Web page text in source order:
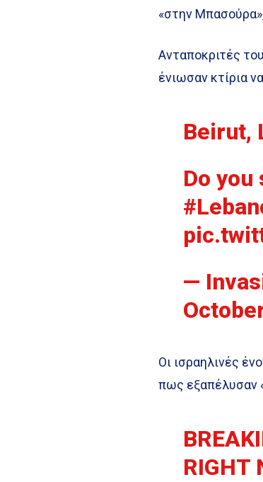
«στην
Ανταποκριτές
ένιωσαν κτίρια
Beirut,
Do
—
Οι ισραηλινές
πως εξαπέλυσαν
RIGHT